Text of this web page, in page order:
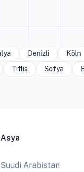
Denizli Köln
Tiflis Sofya
Asya
Suudi Arabistan